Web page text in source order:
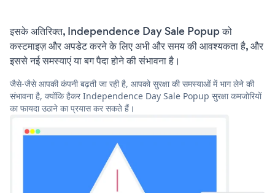
इसके अतिरिक्त, Independence Day Sale Popup को
कस्टमाइज़ और अपडेट करने के लिए अभी और समय की आवश्यकता है, और
इससे नई समस्याएं या बग पैदा होने की संभावना है।
जैसे-जैसे आपकी कंपनी बढ़ती जा रही है, आपको सुरक्षा की समस्याओं में भाग लेने की
संभावना है, क्योंकि हैकर Independence Day Sale Popup सुरक्षा कमजोरियों
का फायदा उठाने का प्रयास कर सकते हैं।